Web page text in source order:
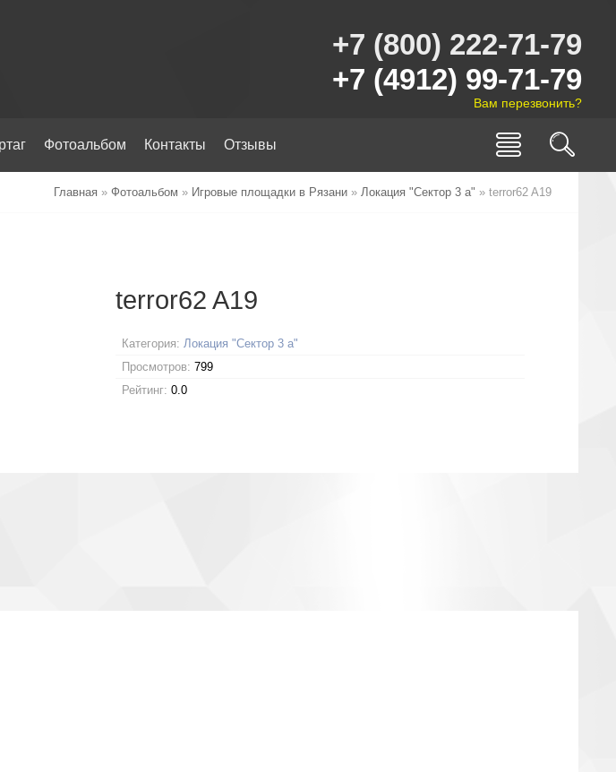
+7 (800) 222-71-79
+7 (4912) 99-71-79
Вам перезвонить?
Фотоальбом Контакты Отзывы
Главная » Фотоальбом » Игровые площадки в Рязани » Локация "Сектор 3 а" » terror62 A19
terror62 A19
Категория: Локация "Сектор 3 а"
Просмотров: 799
Рейтинг: 0.0